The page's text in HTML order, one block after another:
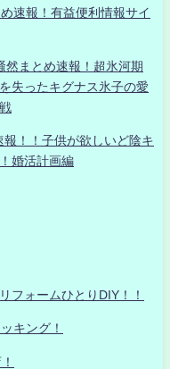
報！有益便利情報サイ
然まとめ速報！超氷河期
失ったキグナス氷子の愛
！！子供が欲しいど陰キ
婚活計画編
フォームひとりDIY！！
キング！